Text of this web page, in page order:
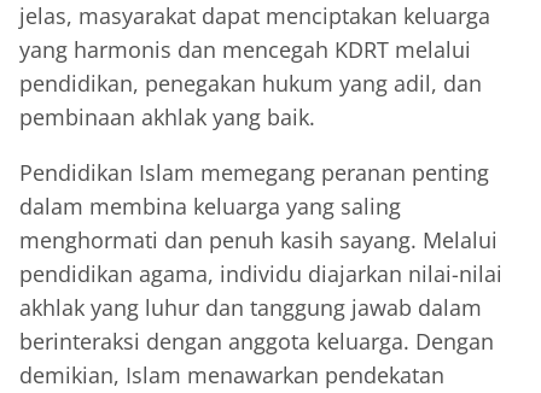
jelas, masyarakat dapat menciptakan keluarga
yang harmonis dan mencegah KDRT melalui
pendidikan, penegakan hukum yang adil, dan
pembinaan akhlak yang baik.
Pendidikan Islam memegang peranan penting
dalam membina keluarga yang saling
menghormati dan penuh kasih sayang. Melalui
pendidikan agama, individu diajarkan nilai-nilai
akhlak yang luhur dan tanggung jawab dalam
berinteraksi dengan anggota keluarga. Dengan
demikian, Islam menawarkan pendekatan